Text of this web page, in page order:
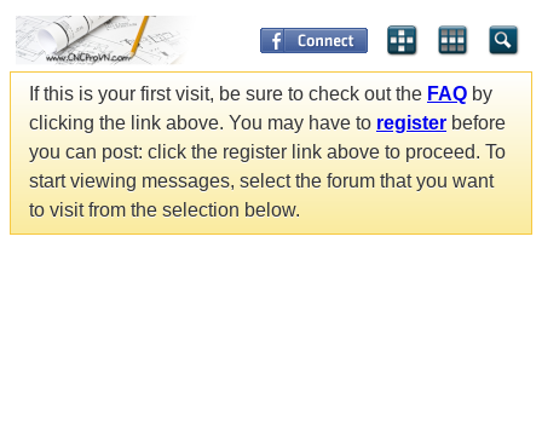
If this is your first visit, be sure to check out the FAQ by
clicking the link above. You may have to register before
you can post: click the register link above to proceed. To
start viewing messages, select the forum that you want
to visit from the selection below.